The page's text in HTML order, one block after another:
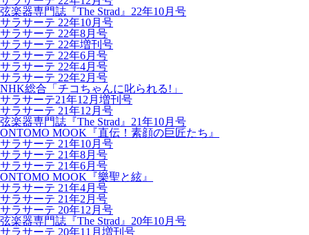
弦楽器専門誌『The Strad』22年10月号
サラサーテ 22年10月号
サラサーテ 22年8月号
サラサーテ 22年増刊号
サラサーテ 22年6月号
サラサーテ 22年4月号
サラサーテ 22年2月号
NHK総合「チコちゃんに叱られる!」
サラサーテ21年12月増刊号
サラサーテ 21年12月号
弦楽器専門誌『The Strad』21年10月号
ONTOMO MOOK『直伝！素顔の巨匠たち』
サラサーテ 21年10月号
サラサーテ 21年8月号
サラサーテ 21年6月号
ONTOMO MOOK『樂聖と絃』
サラサーテ 21年4月号
サラサーテ 21年2月号
サラサーテ 20年12月号
弦楽器専門誌『The Strad』20年10月号
サラサーテ 20年11月増刊号